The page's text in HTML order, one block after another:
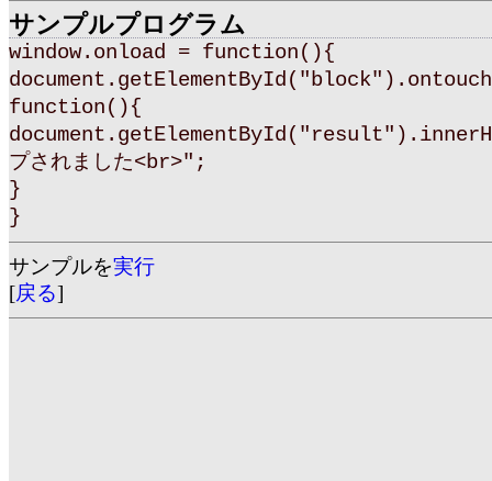
サンプルプログラム
window.onload = function(){
function(){
プされました<br>";
}
}
サンプルを実行
[戻る]